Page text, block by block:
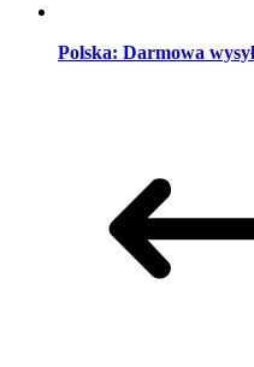
Polska: Darmowa